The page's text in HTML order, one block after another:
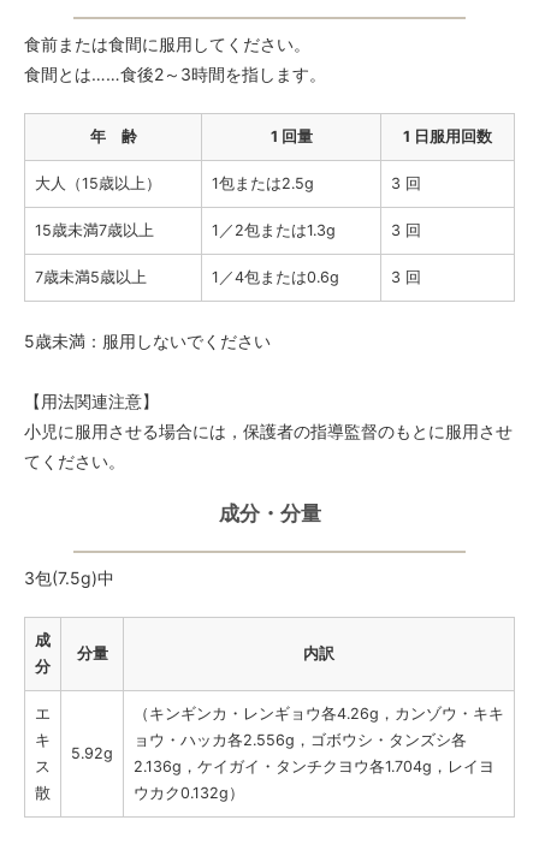
食前または食間に服用してください。
食間とは……食後2～3時間を指します。
年 齢 1 回量 1 日服用回数
大人（15歳以上） 1包または2.5g 3 回
15歳未満7歳以上 1／2包または1.3g 3 回
7歳未満5歳以上 1／4包または0.6g 3 回
5歳未満：服用しないでください
【用法関連注意】
小児に服用させる場合には，保護者の指導監督のもとに服用させ
てください。
成分・分量
3包(7.5g)中
成
分
分量 内訳
エ
キ
ス
散
5.92g
（キンギンカ・レンギョウ各4.26g，カンゾウ・キキ
ョウ・ハッカ各2.556g，ゴボウシ・タンズシ各
2.136g，ケイガイ・タンチクヨウ各1.704g，レイヨ
ウカク0.132g）